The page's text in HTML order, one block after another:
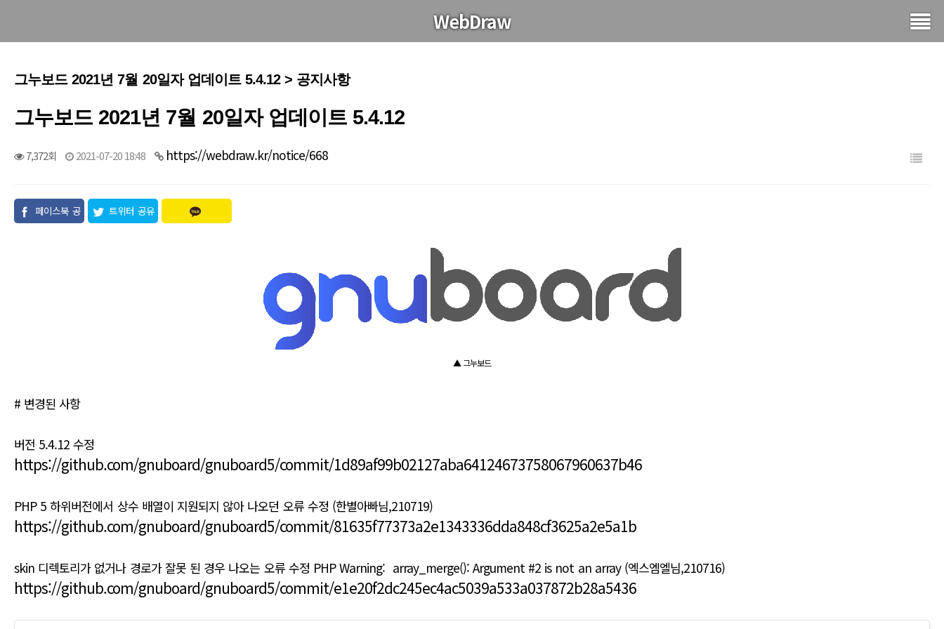
WebDraw
그누보드 2021년 7월 20일자 업데이트 5.4.12 > 공지사항
그누보드 2021년 7월 20일자 업데이트 5.4.12
7,372회 2021-07-20 18:48 https://webdraw.kr/notice/668
페이스북 공
트위터 공유
▲ 그누보드
# 변경된 사항
버전 5.4.12 수정
https://github.com/gnuboard/gnuboard5/commit/1d89af99b02127aba64124673758067960637b46
PHP 5 하위버전에서 상수 배열이 지원되지 않아 나오던 오류 수정 (한별아빠님,210719)
https://github.com/gnuboard/gnuboard5/commit/81635f77373a2e1343336dda848cf3625a2e5a1b
skin 디렉토리가 없거나 경로가 잘못 된 경우 나오는 오류 수정 PHP Warning: array_merge(): Argument #2 is not an array (엑스엠엘님,210716)
https://github.com/gnuboard/gnuboard5/commit/e1e20f2dc245ec4ac5039a533a037872b28a5436